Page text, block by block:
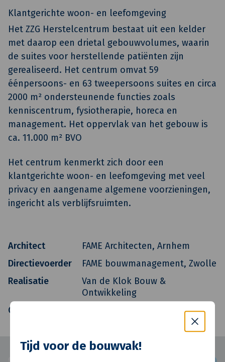
Tijd voor de bouwvak!
Klantgerichte woon- en leefomgeving
Het ZZG Herstelcentrum bestaat uit een kelder
met daarop een drietal gebouwvolumes, waarin
de suites voor herstellende patiënten zijn
gerealiseerd. Het centrum omvat 59
éénpersoons- en 63 tweepersoons suites en circa
2000 m² ondersteunende functies zoals
kenniscentrum, fysiotherapie, horeca en
management. Het oppervlak van het gebouw is
ca. 11.000 m² BVO
Het centrum kenmerkt zich door een
klantgerichte woon- en leefomgeving met veel
privacy en aangename algemene voorzieningen,
ingericht als verblijfsruimten.
Architect
FAME Architecten, Arnhem
Directievoerder
FAME bouwmanagement, Zwolle
Realisatie
Van de Klok Bouw &
Ontwikkeling
Oplevering